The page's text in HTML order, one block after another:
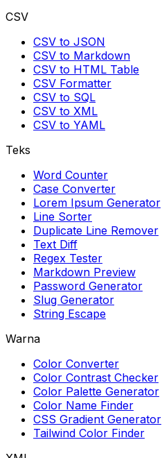
CSV
CSV to JSON
CSV to Markdown
CSV to HTML Table
CSV Formatter
CSV to SQL
CSV to XML
CSV to YAML
Teks
Word Counter
Case Converter
Lorem Ipsum Generator
Line Sorter
Duplicate Line Remover
Text Diff
Regex Tester
Markdown Preview
Password Generator
Slug Generator
String Escape
Warna
Color Converter
Color Contrast Checker
Color Palette Generator
Color Name Finder
CSS Gradient Generator
Tailwind Color Finder